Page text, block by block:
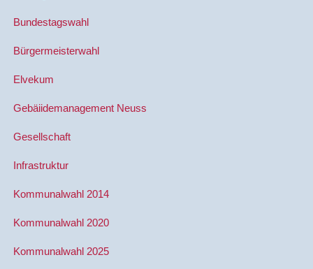
Bundestagswahl
Bürgermeisterwahl
Elvekum
Gebäiidemanagement Neuss
Gesellschaft
Infrastruktur
Kommunalwahl 2014
Kommunalwahl 2020
Kommunalwahl 2025